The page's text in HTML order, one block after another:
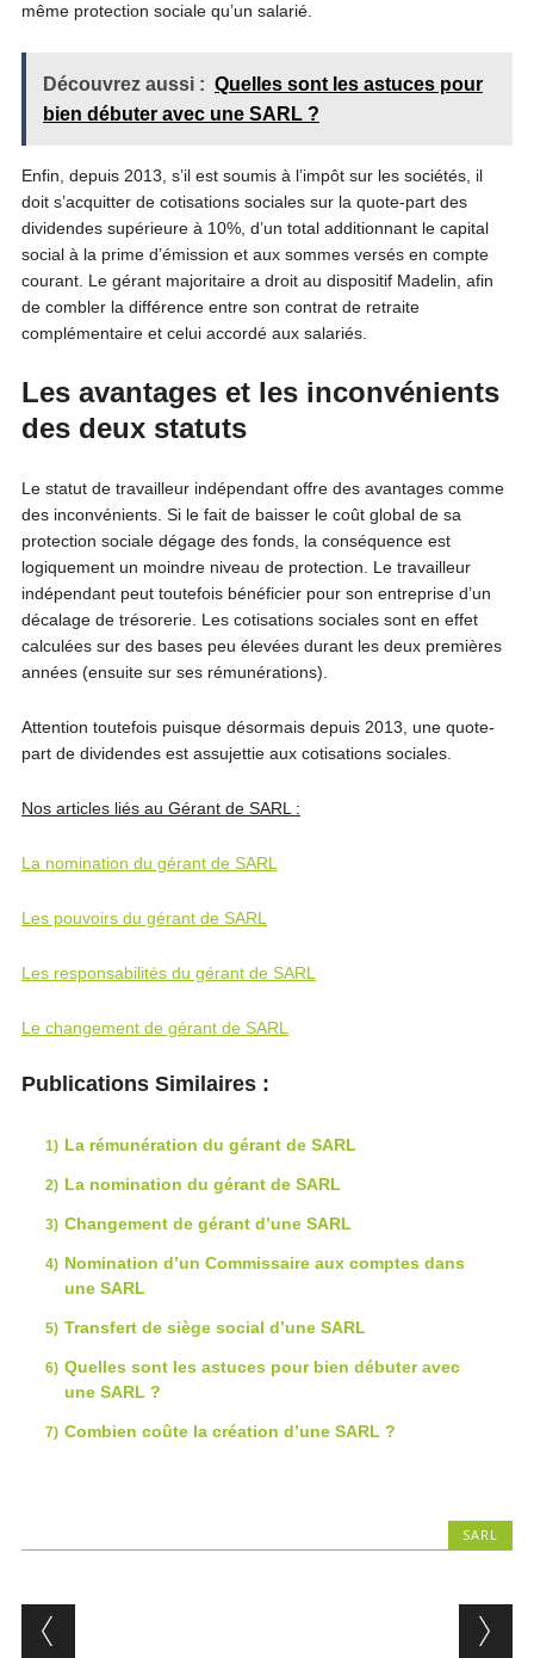
même protection sociale qu’un salarié.
Découvrez aussi : Quelles sont les astuces pour
bien débuter avec une SARL ?
Enfin, depuis 2013, s’il est soumis à l’impôt sur les sociétés, il
doit s’acquitter de cotisations sociales sur la quote-part des
dividendes supérieure à 10%, d’un total additionnant le capital
social à la prime d’émission et aux sommes versés en compte
courant. Le gérant majoritaire a droit au dispositif Madelin, afin
de combler la différence entre son contrat de retraite
complémentaire et celui accordé aux salariés.
Les avantages et les inconvénients
des deux statuts
Le statut de travailleur indépendant offre des avantages comme
des inconvénients. Si le fait de baisser le coût global de sa
protection sociale dégage des fonds, la conséquence est
logiquement un moindre niveau de protection. Le travailleur
indépendant peut toutefois bénéficier pour son entreprise d’un
décalage de trésorerie. Les cotisations sociales sont en effet
calculées sur des bases peu élevées durant les deux premières
années (ensuite sur ses rémunérations).
Attention toutefois puisque désormais depuis 2013, une quote-
part de dividendes est assujettie aux cotisations sociales.
Nos articles liés au Gérant de SARL :
La nomination du gérant de SARL
Les pouvoirs du gérant de SARL
Les responsabilités du gérant de SARL
Le changement de gérant de SARL
Publications Similaires :
La rémunération du gérant de SARL
La nomination du gérant de SARL
Changement de gérant d’une SARL
Nomination d’un Commissaire aux comptes dans
une SARL
Transfert de siège social d’une SARL
Quelles sont les astuces pour bien débuter avec
une SARL ?
Combien coûte la création d’une SARL ?
SARL
Post navigation